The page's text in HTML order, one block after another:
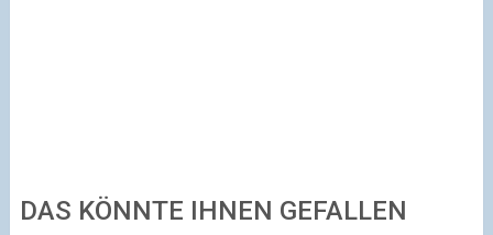
DAS KÖNNTE IHNEN GEFALLEN